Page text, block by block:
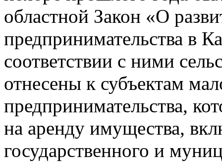
областной Закон «О
предпринимательства в
соответствии с ними
отнесены к субъектам
предпринимательства,
на аренду имущества,
государственного и